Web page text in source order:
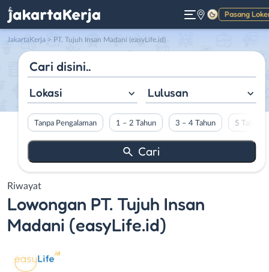
Pasang
Gelap
JakartaKerja > PT. Tujuh Insan Madani (easyLife.id)
Lokasi Lulusan
Tanpa Pengalaman 1 – 2 Tahun 3 – 4 Tahun 5 Tahun
Riwayat
Lowongan PT. Tujuh Insan
Madani (easyLife.id)